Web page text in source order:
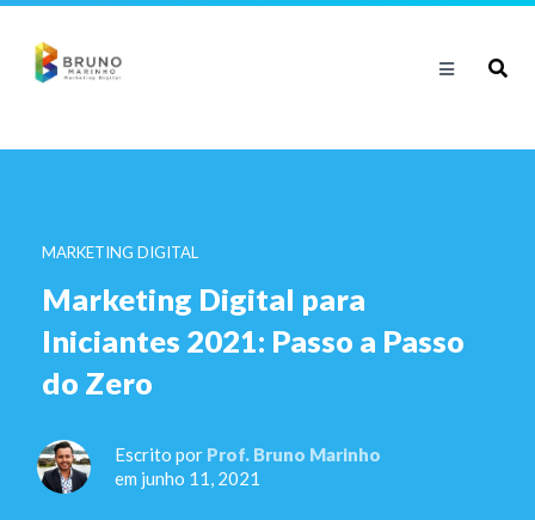
MARKETING DIGITAL
Marketing Digital para
Iniciantes 2021: Passo a Passo
do Zero
Escrito por Prof. Bruno Marinho
em junho 11, 2021